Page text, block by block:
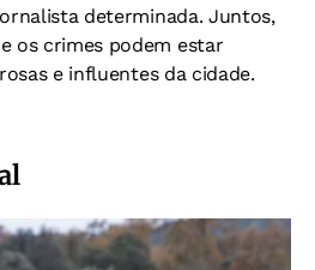
determinada. Juntos,
os crimes podem estar
e influentes da cidade.